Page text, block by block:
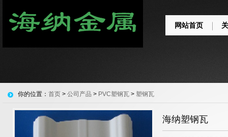
网站首页
你的位置： 首页 > 公司产品 > PVC塑钢瓦 > 塑钢瓦
海纳塑钢瓦